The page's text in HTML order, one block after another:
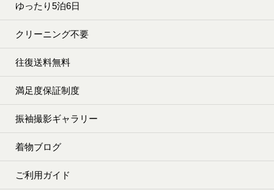
ゆったり5泊6日
クリーニング不要
往復送料無料
満足度保証制度
振袖撮影ギャラリー
着物ブログ
ご利用ガイド